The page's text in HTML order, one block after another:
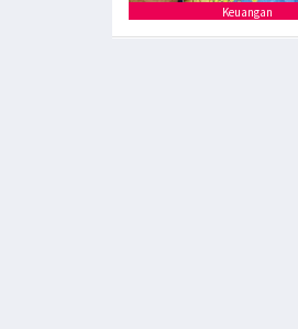
Keuangan